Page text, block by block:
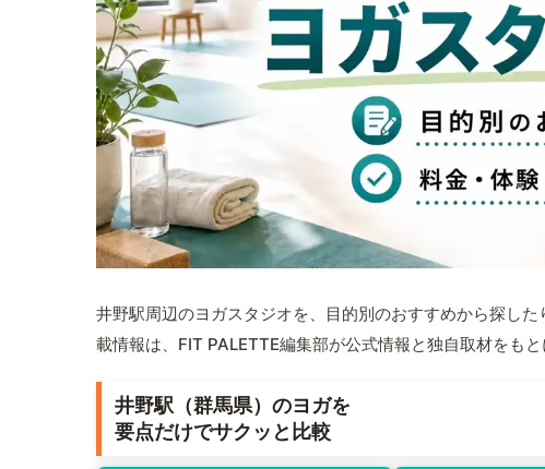
井野駅周辺のヨガスタジオを、目的別のおすすめから探し
載情報は、FIT PALETTE編集部が公式情報と独自取材をもと
井野駅（群馬県）のヨガを
要点だけでサクッと比較